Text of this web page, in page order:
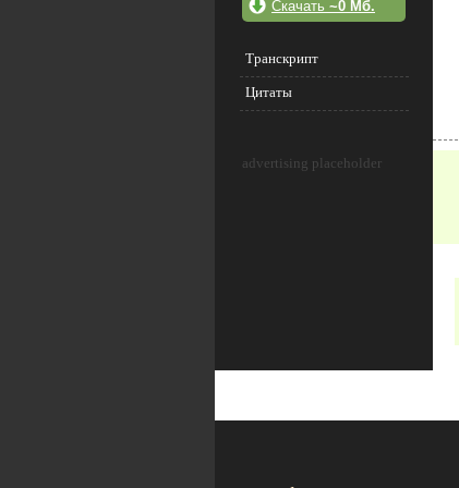
Скачать ~0 Мб.
Транскрипт
Цитаты
advertising placeholder